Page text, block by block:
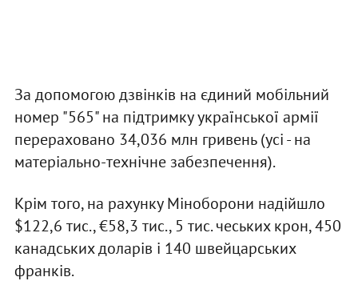
За допомогою дзвінків на єдиний мобільний
номер "565" на підтримку української армії
перераховано 34,036 млн гривень (усі - на
матеріально-технічне забезпечення).
Крім того, на рахунку Міноборони надійшло
$122,6 тис., €58,3 тис., 5 тис. чеських крон, 450
канадських доларів і 140 швейцарських
франків.